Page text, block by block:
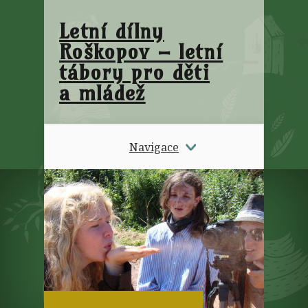
Letní dílny
Roškopov – letní
tábory pro děti
a mládež
Navigace